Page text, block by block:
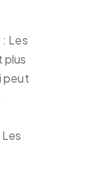
: Les
plus
peut
Les